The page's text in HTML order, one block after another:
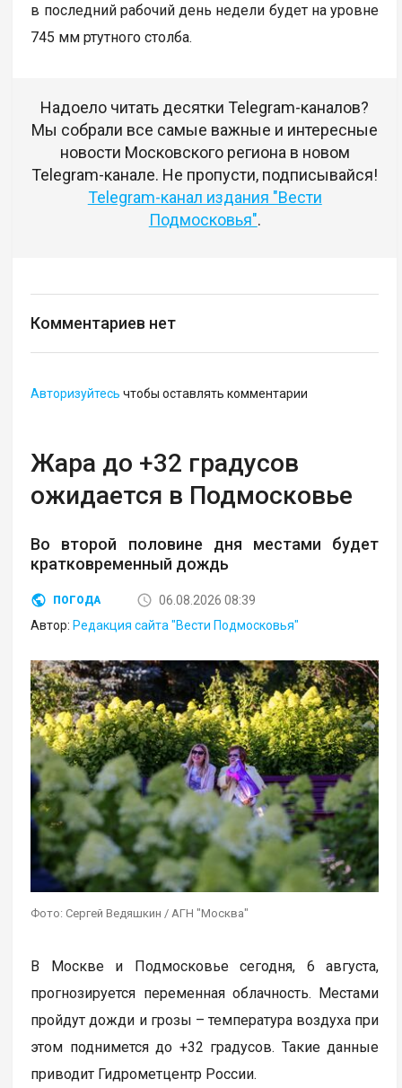
в последний рабочий день недели будет на уровне
745 мм ртутного столба.
Надоело читать десятки Telegram-каналов?
Мы собрали все самые важные и интересные
новости Московского региона в новом
Telegram-канале. Не пропусти, подписывайся!
Telegram-канал издания "Вести
Подмосковья".
Комментариев нет
Авторизуйтесь чтобы оставлять комментарии
Жара до +32 градусов
ожидается в Подмосковье
Во второй половине дня местами будет
кратковременный дождь
ПОГОДА
06.08.2026 08:39
Автор: Редакция сайта "Вести Подмосковья"
Фото: Сергей Ведяшкин / АГН "Москва"
В Москве и Подмосковье сегодня, 6 августа,
прогнозируется переменная облачность. Местами
пройдут дожди и грозы – температура воздуха при
этом поднимется до +32 градусов. Такие данные
приводит Гидрометцентр России.